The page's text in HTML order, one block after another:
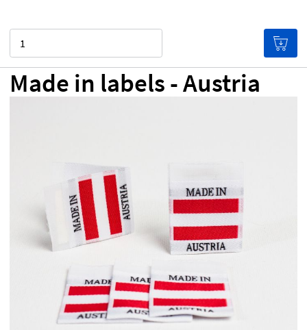
Made in labels - Austria